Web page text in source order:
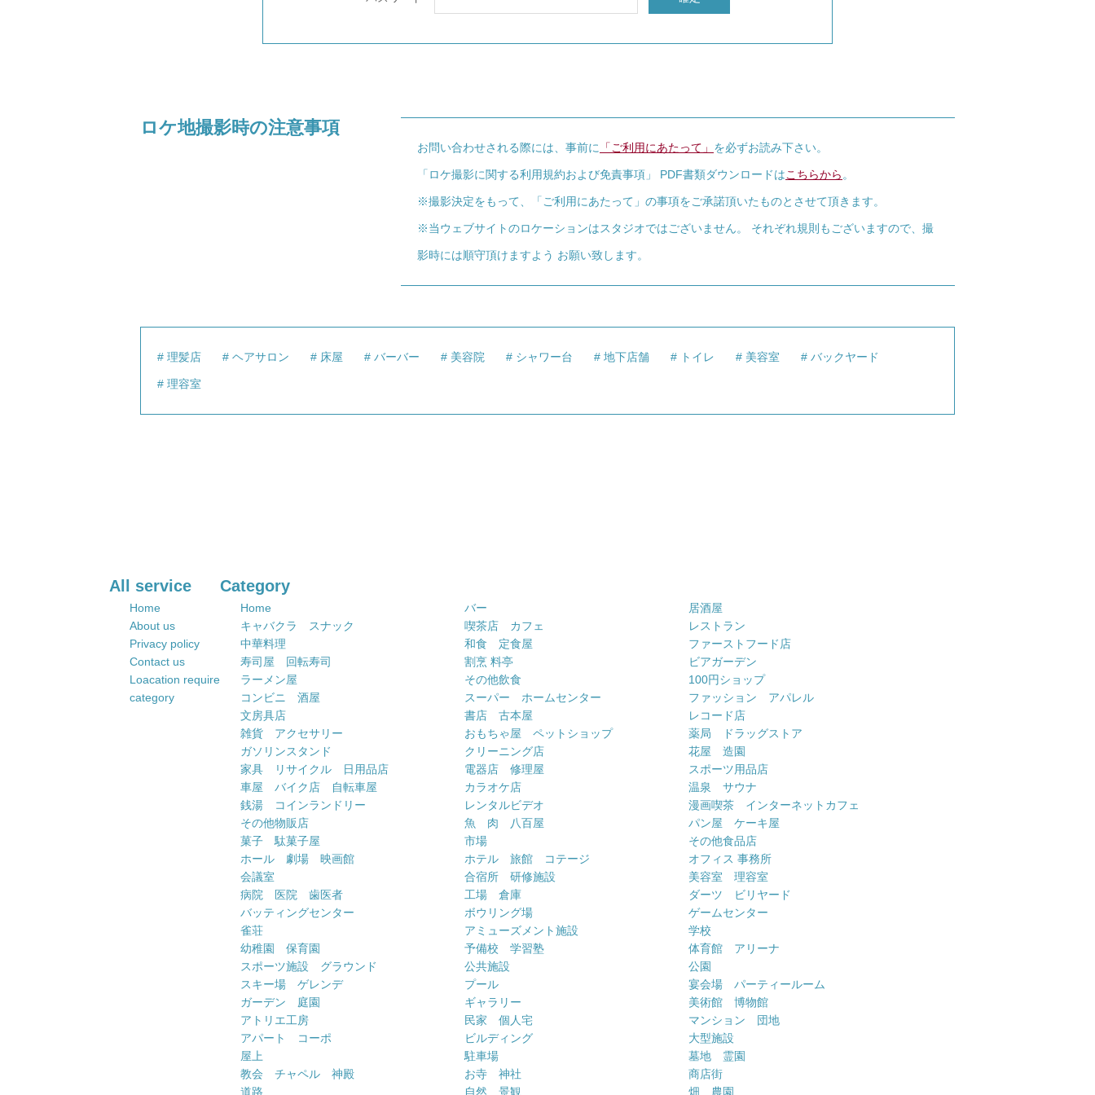
ロケ地撮影時の注意事項
お問い合わせされる際には、事前に 「ご利用にあたって」 を必ずお読み下さい。
「ロケ撮影に関する利用規約および免責事項」 PDF書類ダウンロードはこちらから 。
※撮影決定をもって、「ご利用にあたって」の事項をご承諾頂いたものとさせて頂きます。
※当ウェブサイトのロケーションはスタジオではございません。 それぞれ規則もございますので、撮
影時には順守頂けますよう お願い致します。
理髪店 ヘアサロン 床屋 バーバー 美容院 シャワー台 地下店舗 トイレ 美容室 バックヤード
理容室
All service
Home
About us
Privacy policy
Contact us
Loacation require
category
Category
Home バー
居酒屋
キャバクラ スナック
喫茶店 カフェ
レストラン
中華料理
和食 定食屋
ファーストフード店
寿司屋 回転寿司
割烹 料亭
ビアガーデン
ラーメン屋
その他飲食
100円ショップ
コンビニ 酒屋
スーパー ホームセンター
ファッション アパレル
文房具店
書店 古本屋
レコード店
雑貨 アクセサリー
おもちゃ屋 ペットショップ
薬局 ドラッグストア
ガソリンスタンド
クリーニング店
花屋 造園
家具 リサイクル 日用品店
電器店 修理屋
スポーツ用品店
車屋 バイク店 自転車屋
カラオケ店
温泉 サウナ
銭湯 コインランドリー
レンタルビデオ
漫画喫茶 インターネットカフェ
その他物販店
魚 肉 八百屋
パン屋 ケーキ屋
菓子 駄菓子屋
市場
その他食品店
ホール 劇場 映画館
ホテル 旅館 コテージ
オフィス 事務所
会議室
合宿所 研修施設
美容室 理容室
病院 医院 歯医者
工場 倉庫
ダーツ ビリヤード
バッティングセンター
ボウリング場
ゲームセンター
雀荘
アミューズメント施設
学校
幼稚園 保育園
予備校 学習塾
体育館 アリーナ
スポーツ施設 グラウンド
公共施設
公園
スキー場 ゲレンデ
プール
宴会場 パーティールーム
ガーデン 庭園
ギャラリー
美術館 博物館
アトリエ工房
民家 個人宅
マンション 団地
アパート コーポ
ビルディング
大型施設
屋上
駐車場
墓地 霊園
教会 チャペル 神殿
お寺 神社
商店街
道路
自然 景観 畑 農園